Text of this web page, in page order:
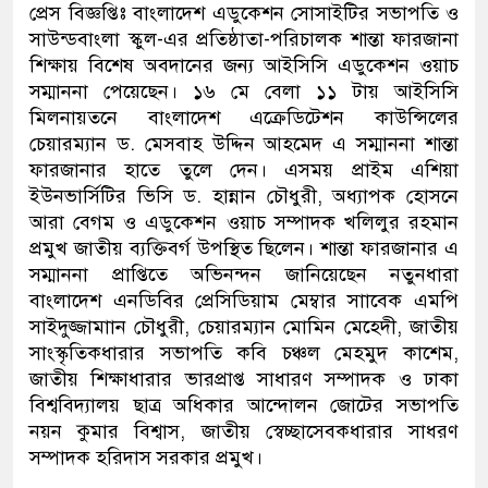
প্রেস বিজ্ঞপ্তিঃ বাংলাদেশ এডুকেশন সোসাইটির সভাপতি ও
সাউন্ডবাংলা স্কুল-এর প্রতিষ্ঠাতা-পরিচালক শান্তা ফারজানা
শিক্ষায় বিশেষ অবদানের জন্য আইসিসি এডুকেশন ওয়াচ
সম্মাননা পেয়েছেন। ১৬ মে বেলা ১১ টায় আইসিসি
মিলনায়তনে বাংলাদেশ এক্রেডিটেশন কাউন্সিলের
চেয়ারম্যান ড. মেসবাহ উদ্দিন আহমেদ এ সম্মাননা শান্তা
ফারজানার হাতে তুলে দেন। এসময় প্রাইম এশিয়া
ইউনভার্সিটির ভিসি ড. হান্নান চৌধুরী, অধ্যাপক হোসনে
আরা বেগম ও এডুকেশন ওয়াচ সম্পাদক খলিলুর রহমান
প্রমুখ জাতীয় ব্যক্তিবর্গ উপস্থিত ছিলেন। শান্তা ফারজানার এ
সম্মাননা প্রাপ্তিতে অভিনন্দন জানিয়েছেন নতুনধারা
বাংলাদেশ এনডিবির প্রেসিডিয়াম মেম্বার সাাবেক এমপি
সাইদুজ্জামাান চৌধুরী, চেয়ারম্যান মোমিন মেহেদী, জাতীয়
সাংস্কৃতিকধারার সভাপতি কবি চঞ্চল মেহমুদ কাশেম,
জাতীয় শিক্ষাধারার ভারপ্রাপ্ত সাধারণ সম্পাদক ও ঢাকা
বিশ্ববিদ্যালয় ছাত্র অধিকার আন্দোলন জোটের সভাপতি
নয়ন কুমার বিশ্বাস, জাতীয় স্বেচ্ছাসেবকধারার সাধরণ
সম্পাদক হরিদাস সরকার প্রমুখ।